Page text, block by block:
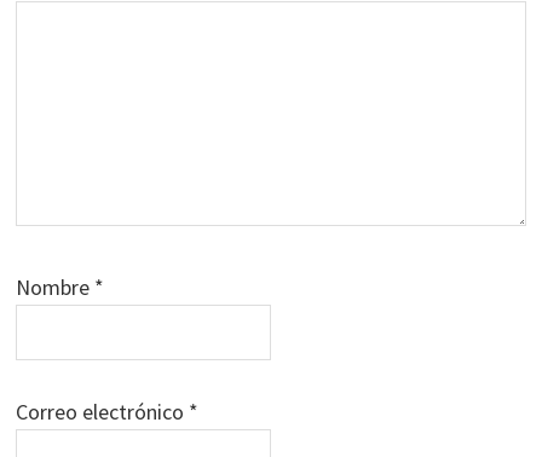
Nombre *
Correo electrónico *